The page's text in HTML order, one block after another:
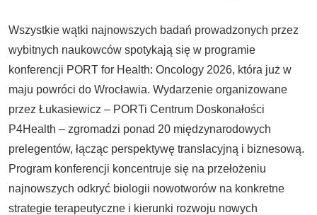
Wszystkie wątki najnowszych badań prowadzonych przez
wybitnych naukowców spotykają się w programie
konferencji PORT for Health: Oncology 2026, która już w
maju powróci do Wrocławia. Wydarzenie organizowane
przez Łukasiewicz – PORTi Centrum Doskonałości
P4Health – zgromadzi ponad 20 międzynarodowych
prelegentów, łącząc perspektywę translacyjną i biznesową.
Program konferencji koncentruje się na przełożeniu
najnowszych odkryć biologii nowotworów na konkretne
strategie terapeutyczne i kierunki rozwoju nowych